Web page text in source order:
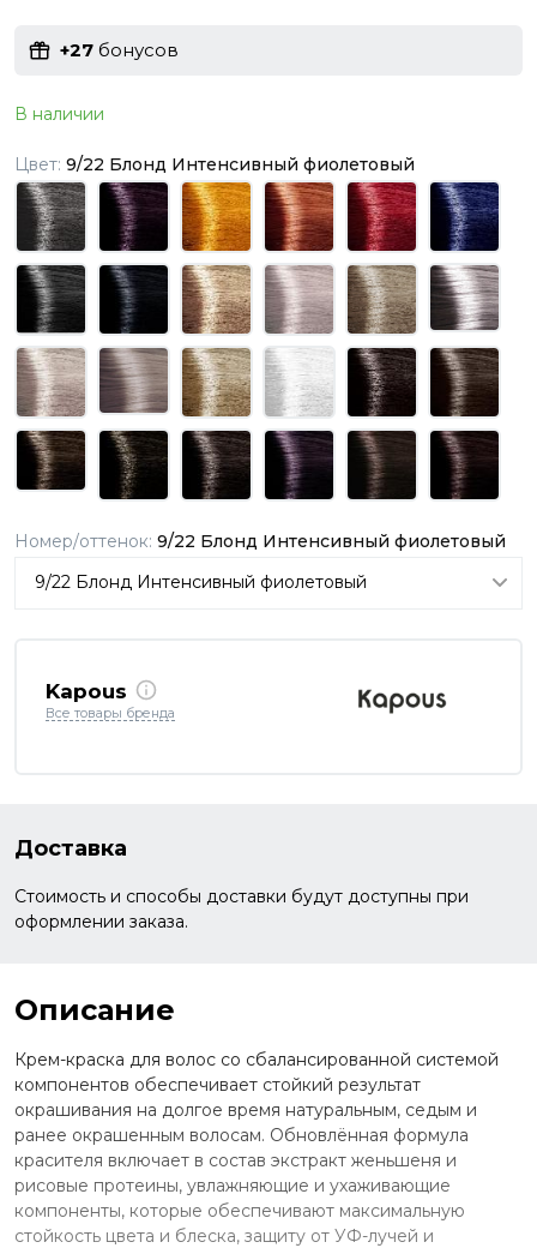
+27 бонусов
В наличии
Цвет: 9/22 Блонд Интенсивный фиолетовый
Номер/оттенок: 9/22 Блонд Интенсивный фиолетовый
Kapous
Все товары бренда
Доставка
Стоимость и способы доставки будут доступны при
оформлении заказа.
Описание
Крем-краска для волос со сбалансированной системой
компонентов обеспечивает стойкий результат
окрашивания на долгое время натуральным, седым и
ранее окрашенным волосам. Обновлённая формула
красителя включает в состав экстракт женьшеня и
рисовые протеины, увлажняющие и ухаживающие
компоненты, которые обеспечивают максимальную
стойкость цвета и блеска, защиту от УФ-лучей и